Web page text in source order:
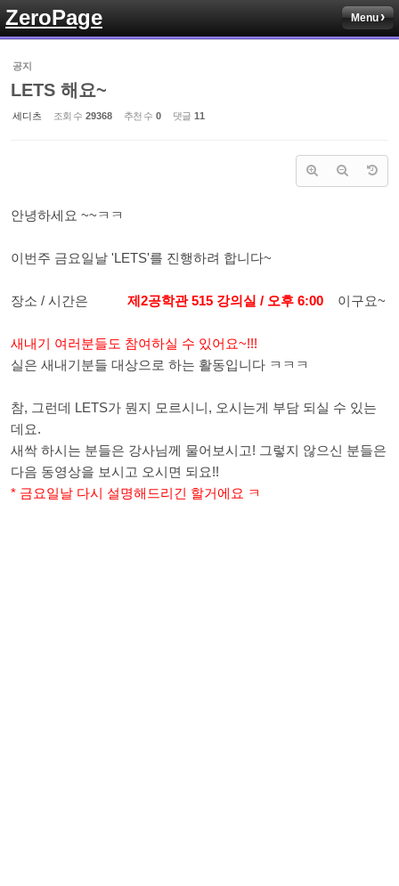
ZeroPage Menu
공지
LETS 해요~
세디츠 조회 수 29368 추천 수 0 댓글 11
안녕하세요 ~~ㅋㅋ
이번주 금요일날 'LETS'를 진행하려 합니다~
장소 / 시간은 제2공학관 515 강의실 / 오후 6:00 이구요~
새내기 여러분들도 참여하실 수 있어요~!!!
실은 새내기분들 대상으로 하는 활동입니다 ㅋㅋㅋ
참, 그런데 LETS가 뭔지 모르시니, 오시는게 부담 되실 수 있는
데요.
새싹 하시는 분들은 강사님께 물어보시고! 그렇지 않으신 분들은
다음 동영상을 보시고 오시면 되요!!
* 금요일날 다시 설명해드리긴 할거에요 ㅋ
Sketchbook5, 스케치북5
Sketchbook5, 스케치북5